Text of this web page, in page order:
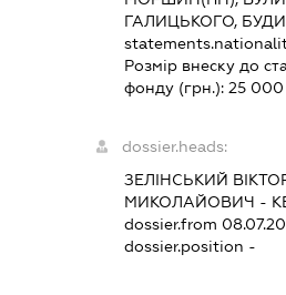
ГАЛИЦЬКОГО,
Розмір внеску до
фонду (грн.):25 000
dossier.heads:
ЗЕЛІНСЬКИЙ
МИКОЛАЙОВИЧ -
dossier.from 08.07.20
dossier.position -